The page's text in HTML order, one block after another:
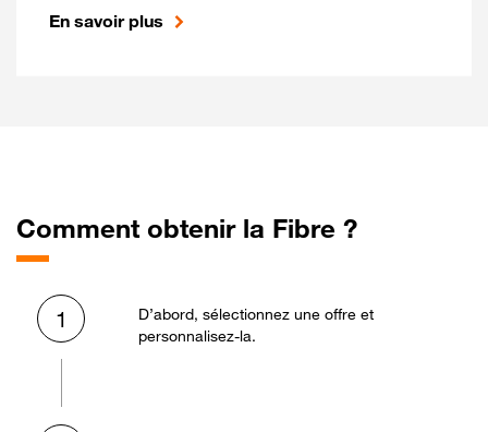
En savoir plus
Comment obtenir la Fibre ?
1
D’abord, sélectionnez une offre et
personnalisez-la.